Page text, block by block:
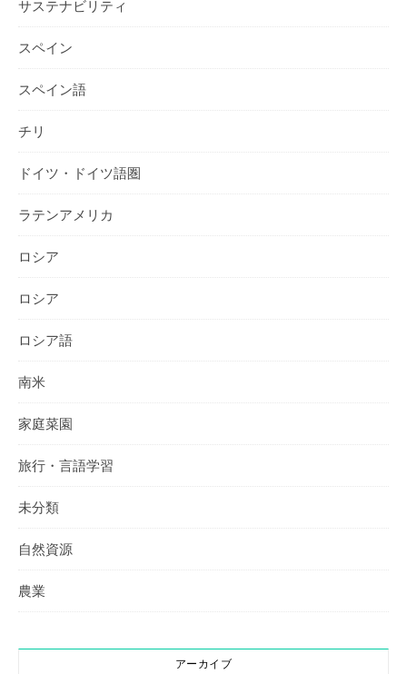
サステナビリティ
スペイン
スペイン語
チリ
ドイツ・ドイツ語圏
ラテンアメリカ
ロシア
ロシア
ロシア語
南米
家庭菜園
旅行・言語学習
未分類
自然資源
農業
アーカイブ